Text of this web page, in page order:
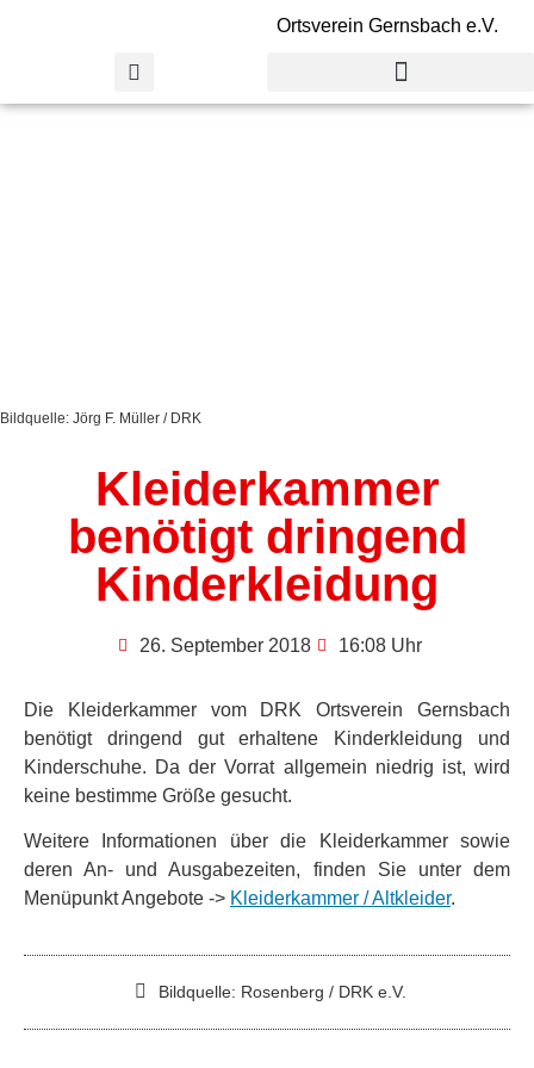
Ortsverein Gernsbach e.V.
Bildquelle: Jörg F. Müller / DRK
Kleiderkammer
benötigt dringend
Kinderkleidung
26. September 2018 16:08 Uhr
Die Kleiderkammer vom DRK Ortsverein Gernsbach
benötigt dringend gut erhaltene Kinderkleidung und
Kinderschuhe. Da der Vorrat allgemein niedrig ist, wird
keine bestimme Größe gesucht.
Weitere Informationen über die Kleiderkammer sowie
deren An- und Ausgabezeiten, finden Sie unter dem
Menüpunkt Angebote -> Kleiderkammer / Altkleider.
Bildquelle: Rosenberg / DRK e.V.